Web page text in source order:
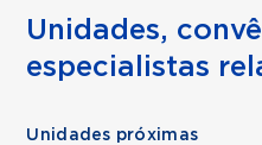
Unidades,
especialistas
Unidades próximas